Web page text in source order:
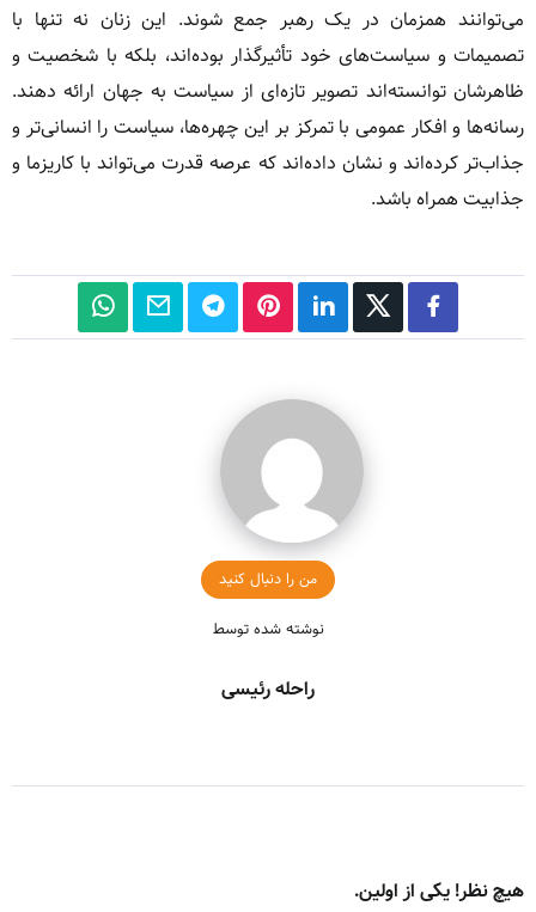
می‌توانند همزمان در یک رهبر جمع شوند. این زنان نه تنها با
تصمیمات و سیاست‌های خود تأثیرگذار بوده‌اند، بلکه با شخصیت و
ظاهرشان توانسته‌اند تصویر تازه‌ای از سیاست به جهان ارائه دهند.
رسانه‌ها و افکار عمومی با تمرکز بر این چهره‌ها، سیاست را انسانی‌تر و
جذاب‌تر کرده‌اند و نشان داده‌اند که عرصه قدرت می‌تواند با کاریزما و
جذابیت همراه باشد.
من را دنبال کنید
نوشته شده توسط
راحله رئیسی
هیچ نظر! یکی از اولین.